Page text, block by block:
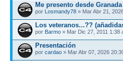
Me presento desde Granada
por Losmandy78 » Mar Abr 21,
Los veteranos...??
por Barmo » Mar Dic 27, 2011 1:38
Presentación
por cardao » Mar Abr 07, 2026